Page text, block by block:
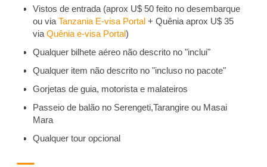
Vistos de entrada (aprox U$ 50 feito no desembarque
ou viaTanzania E-visa Portal + Quênia aprox U$ 35
viaQuênia e-visa Portal)
Qualquer bilhete aéreo não descrito no "inclui"
Qualquer item não descrito no "incluso no pacote"
Gorjetas de guia, motorista e malateiros
Passeio de balão no Serengeti,Tarangire ou Masai
Mara
Qualquer tour opcional